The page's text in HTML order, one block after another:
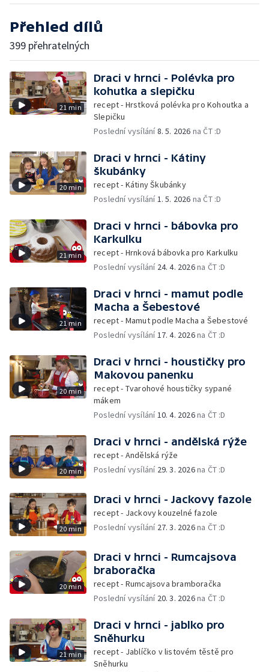
Přehled dílů
399 přehratelných
21 min
Draci v hrnci - Polévka pro
kohutka a slepičku
recept - Hrstková polévka pro Kohoutka a
Slepičku
Poslední vysílání8. 5. 2026 na ČT :D
20 min
Draci v hrnci - Kátiny
škubánky
recept - Kátiny Škubánky
Poslední vysílání1. 5. 2026 na ČT :D
21 min
Draci v hrnci - bábovka pro
Karkulku
recept - Hrnková bábovka pro Karkulku
Poslední vysílání 24. 4. 2026na ČT :D
21 min
Draci v hrnci - mamut podle
Macha a Šebestové
recept - Mamut podle Macha a Šebestové
Poslední vysílání17. 4. 2026na ČT :D
20 min
Draci v hrnci - houstičky pro
Makovou panenku
recept - Tvarohové houstičky sypané
mákem
Poslední vysílání10. 4. 2026na ČT :D
20 min
Draci v hrnci - andělská rýže
recept - Andělská rýže
Poslední vysílání 29. 3. 2026na ČT :D
20 min
Draci v hrnci - Jackovy fazole
recept - Jackovy kouzelné fazole
Poslední vysílání 27. 3. 2026na ČT :D
20 min
Draci v hrnci - Rumcajsova
braboračka
recept - Rumcajsova bramboračka
Poslední vysílání 20. 3. 2026na ČT :D
21 min
Draci v hrnci - jablko pro
Sněhurku
recept - Jablíčko v listovém těstě pro
Sněhurku